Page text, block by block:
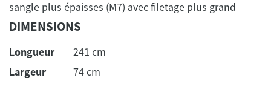
DIMENSIONS
Longueur
241 cm
Largeur
74 cm